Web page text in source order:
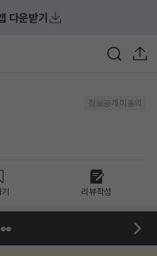
다운받기
정보공개 미동의
리뷰작성